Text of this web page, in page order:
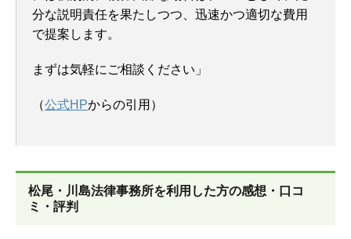
分な説明責任を果たしつつ、迅速かつ適切な費用
で提案します。
まずは気軽にご相談ください」
（公式HPからの引用）
松尾・川島法律事務所を利用した方の感想・口コ
ミ・評判